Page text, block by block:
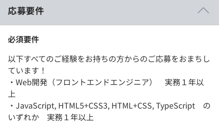
応募要件
必須要件
以下すべてのご経験をお持ちの方からのご応募をおまちし
ています！
・Web開発（フロントエンドエンジニア） 実務１年以
上
・JavaScript, HTML5+CSS3, HTML+CSS, TypeScript の
いずれか 実務１年以上